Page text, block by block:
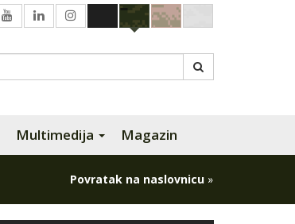
Multimedija Magazin
Povratak na naslovnicu »